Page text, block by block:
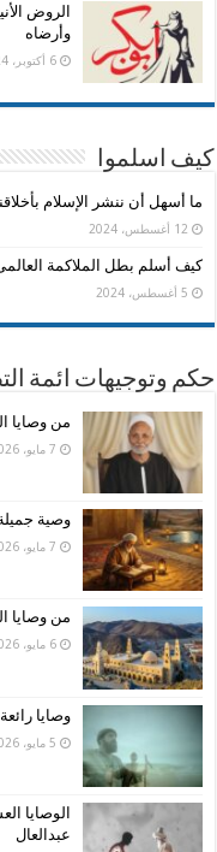
الروض
وأرضاه
6 أكتوبر، 2024
كيف اسلموا
ما أسهل أن ننشر الإسلام
12 أغسطس، 2024
كيف أسلم بطل الملاكمة
5 أغسطس، 2024
حكم وتوجيهات ائمة
من وصايا
7 مايو، 2026
وصية
7 مايو، 2026
من وصايا
6 مايو، 2026
وصايا
5 مايو، 2026
الوصايا
عبدالعال